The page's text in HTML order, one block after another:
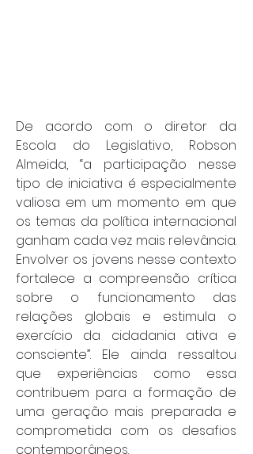
De acordo com o diretor da
Escola do Legislativo, Robson
Almeida, “a participação nesse
tipo de iniciativa é especialmente
valiosa em um momento em que
os temas da política internacional
ganham cada vez mais relevância.
Envolver os jovens nesse contexto
fortalece a compreensão crítica
sobre o funcionamento das
relações globais e estimula o
exercício da cidadania ativa e
consciente”. Ele ainda ressaltou
que experiências como essa
contribuem para a formação de
uma geração mais preparada e
comprometida com os desafios
contemporâneos.